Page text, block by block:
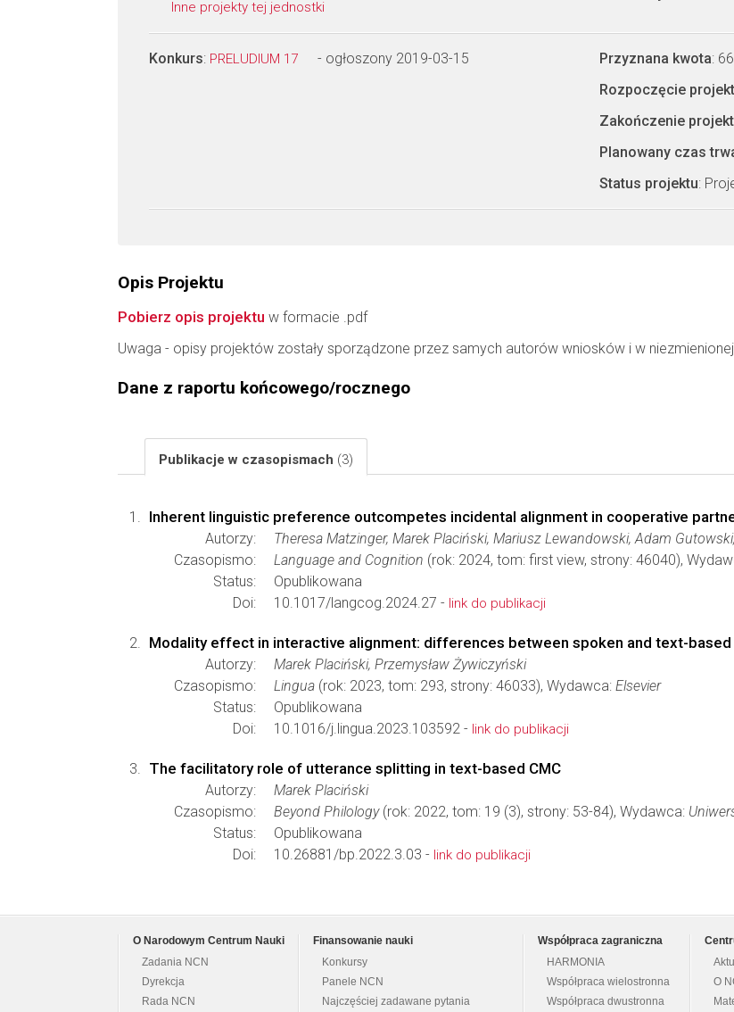
Inne projekty tej jednostki
Konkurs: PRELUDIUM 17 - ogłoszony 2019-03-15 Przyznana kwota:
Rozpoczęcie
Zakończenie
Planowany czas
Status projektu:
Opis Projektu
Pobierz opis projektu w formacie .pdf
Uwaga - opisy projektów zostały sporządzone przez samych autorów wniosków i w
Dane z raportu końcowego/rocznego
Publikacje w czasopismach (3)
Inherent linguistic preference outcompetes incidental alignment in cooperative
Autorzy:
Theresa Matzinger, Marek Placiński, Mariusz Lewandowski, Adam
Czasopismo:
Language and Cognition (rok: 2024, tom: first view, strony: 46040),
Status:
Opublikowana
Doi:
10.1017/langcog.2024.27 - link do publikacji
Modality effect in interactive alignment: differences between spoken and text-based
Autorzy:
Marek Placiński, Przemysław Żywiczyński
Czasopismo:
Lingua (rok: 2023, tom: 293, strony: 46033), Wydawca: Elsevier
Status:
Opublikowana
Doi:
10.1016/j.lingua.2023.103592 - link do publikacji
The facilitatory role of utterance splitting in text-based CMC
Autorzy:
Marek Placiński
Czasopismo:
Beyond Philology(rok: 2022, tom: 19 (3), strony: 53-84), Wydawca:
Status:
Opublikowana
Doi:
10.26881/bp.2022.3.03 - link do publikacji
O Narodowym Centrum Nauki
Zadania NCN
Dyrekcja
Rada NCN
Finansowanie nauki
Konkursy
Panele NCN
Najczęściej zadawane pytania
Współpraca zagraniczna
HARMONIA
Współpraca wielostronna
Współpraca dwustronna
O